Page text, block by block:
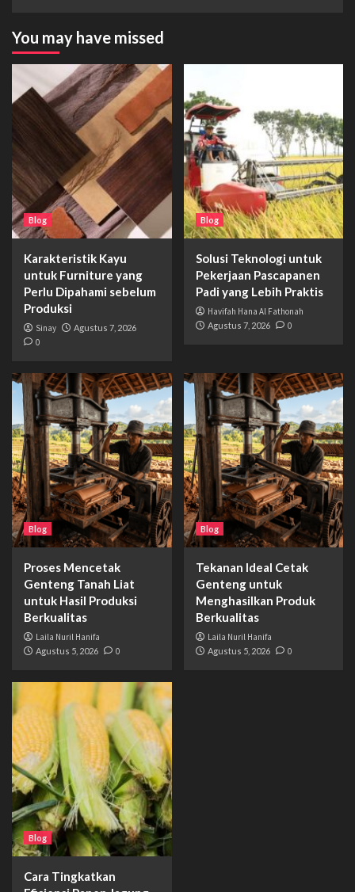
You may have missed
Blog
Karakteristik Kayu
untuk Furniture yang
Perlu Dipahami sebelum
Produksi
Sinay Agustus 7, 2026
0
Blog
Solusi Teknologi untuk
Pekerjaan Pascapanen
Padi yang Lebih Praktis
Havifah Hana Al Fathonah
Agustus 7, 2026 0
Blog
Proses Mencetak
Genteng Tanah Liat
untuk Hasil Produksi
Berkualitas
Laila Nuril Hanifa
Agustus 5, 2026 0
Blog
Tekanan Ideal Cetak
Genteng untuk
Menghasilkan Produk
Berkualitas
Laila Nuril Hanifa
Agustus 5, 2026 0
Blog
Cara Tingkatkan